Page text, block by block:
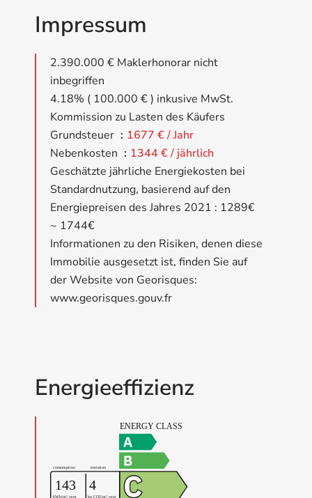
Impressum
2.390.000 € Maklerhonorar nicht
inbegriffen
4.18% ( 100.000 € ) inkusive MwSt.
Kommission zu Lasten des Käufers
Grundsteuer
1677 € / Jahr
Nebenkosten
1344 € / jährlich
Geschätzte jährliche Energiekosten bei
Standardnutzung, basierend auf den
Energiepreisen des Jahres 2021 : 1289€
~ 1744€
Informationen zu den Risiken, denen diese
Immobilie ausgesetzt ist, finden Sie auf
der Website von Georisques:
www.georisques.gouv.fr
Energieeffizienz